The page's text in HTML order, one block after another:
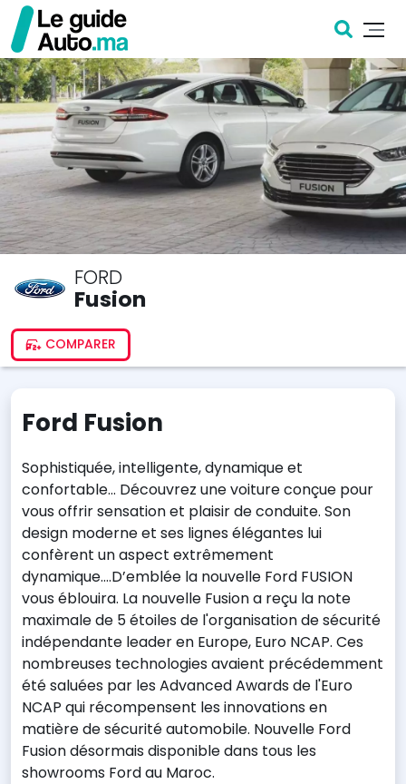
FORD
Fusion
COMPARER
Ford Fusion
Sophistiquée, intelligente, dynamique et
confortable… Découvrez une voiture conçue pour
vous offrir sensation et plaisir de conduite. Son
design moderne et ses lignes élégantes lui
confèrent un aspect extrêmement
dynamique….D’emblée la nouvelle Ford FUSION
vous éblouira. La nouvelle Fusion a reçu la note
maximale de 5 étoiles de l'organisation de sécurité
indépendante leader en Europe, Euro NCAP. Ces
nombreuses technologies avaient précédemment
été saluées par les Advanced Awards de l'Euro
NCAP qui récompensent les innovations en
matière de sécurité automobile. Nouvelle Ford
Fusion désormais disponible dans tous les
showrooms Ford au Maroc.